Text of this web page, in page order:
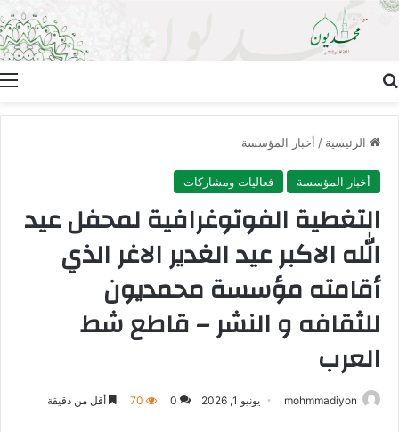
الرئيسية / أخبار المؤسسة
أخبار المؤسسة فعاليات ومشاركات
التغطية الفوتوغرافية لمحفل عيد
الله الاكبر عيد الغدير الاغر الذي
أقامته مؤسسة محمديون
للثقافه و النشر – قاطع شط
العرب
mohmmadiyon يونيو 1, 2026 0
70 أقل من دقيقة